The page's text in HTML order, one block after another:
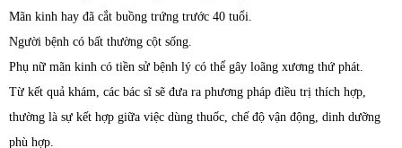
Mãn kinh hay đã cắt buồng trứng trước 40 tuổi.
Người bệnh có bất thường cột sống.
Phụ nữ mãn kinh có tiền sử bệnh lý có thể gây loãng xương thứ phát.
Từ kết quả khám, các bác sĩ sẽ đưa ra phương pháp điều trị thích hợp,
thường là sự kết hợp giữa việc dùng thuốc, chế độ vận động, dinh dưỡng
phù hợp.